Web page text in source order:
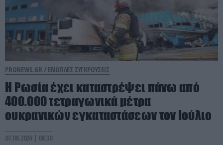
PRONEWS.GR / ΕΝΟΠΛΕΣ ΣΥΓΚΡΟΥΣΕΙΣ
Η Ρωσία έχει καταστρέψει πάνω από
400.000 τετραγωνικά μέτρα
ουκρανικών εγκαταστάσεων τον Ιούλιο
07.08.2026 | 08:30